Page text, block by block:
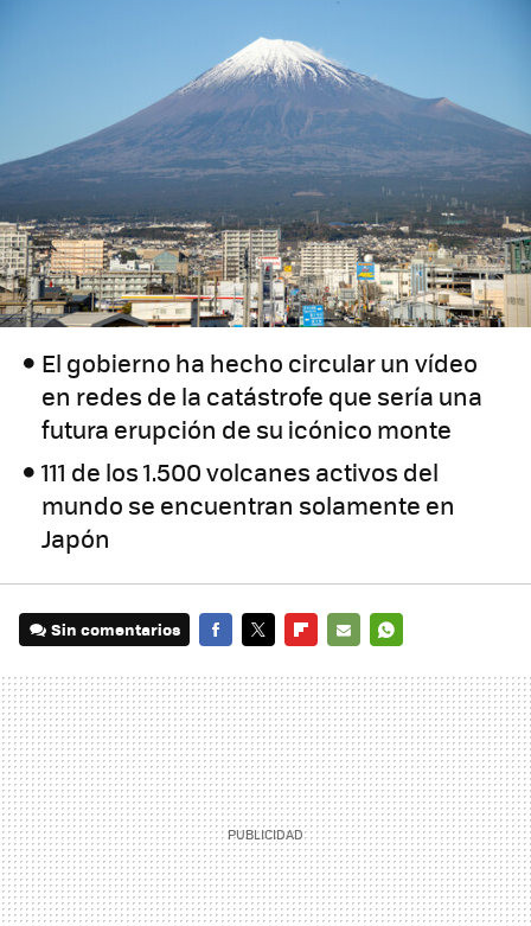
El gobierno ha hecho circular un vídeo
en redes de la catástrofe que sería una
futura erupción de su icónico monte
111 de los 1.500 volcanes activos del
mundo se encuentran solamente en
Japón
Sin comentarios
MAIL